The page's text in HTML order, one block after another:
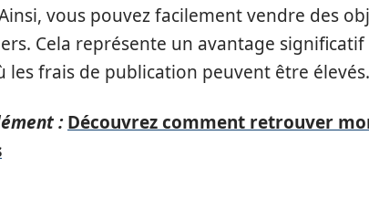
vous pouvez facilement vendre des
Cela représente un avantage
les frais de publication peuvent être élevés.
: Découvrez comment retrouver